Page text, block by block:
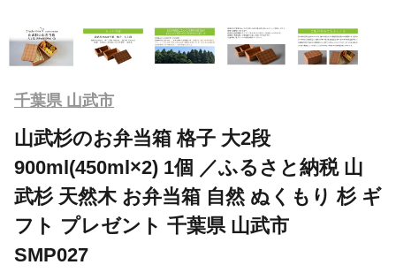
千葉県 山武市
山武杉のお弁当箱 格子 大2段
900ml(450ml×2) 1個 ／ふるさと納税 山
武杉 天然木 お弁当箱 自然 ぬくもり 杉 ギ
フト プレゼント 千葉県 山武市
SMP027